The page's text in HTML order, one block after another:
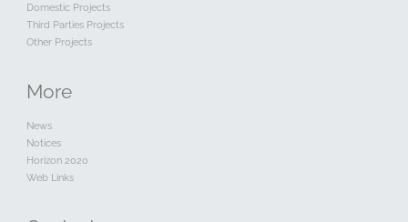
Domestic Projects
Third Parties Projects
Other Projects
More
News
Notices
Horizon 2020
Web Links